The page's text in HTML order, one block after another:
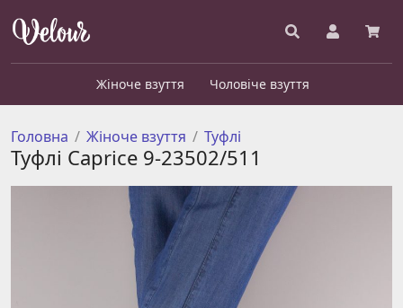
Жіноче взуття Чоловіче взуття
Головна Жіноче взуття Туфлі
Туфлі Caprice 9-23502/511